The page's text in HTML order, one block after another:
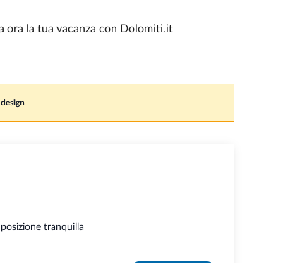
ora la tua vacanza con Dolomiti.it
tranquilla